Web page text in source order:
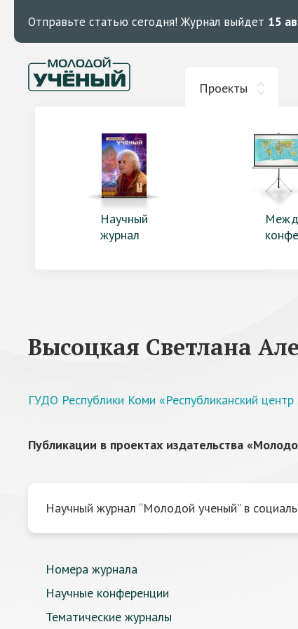
Отправьте статью сегодня! Журнал выйдет 15
Проекты
Научный
журнал
Высоцкая Светлана
ГУДО Республики Коми «Республиканский центр
Публикации в проектах издательства
Научный журнал “Молодой ученый” в
Номера журнала
Научные конференции
Тематические журналы